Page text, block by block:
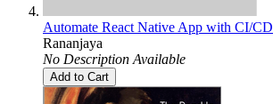
Automate React Native App with CI/CD
Rananjaya
No Description Available
Add to Cart